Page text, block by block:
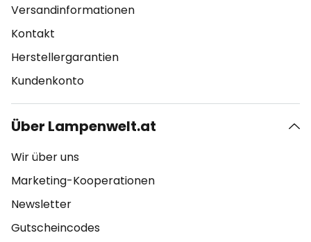
Versandinformationen
Kontakt
Herstellergarantien
Kundenkonto
Über Lampenwelt.at
Wir über uns
Marketing-Kooperationen
Newsletter
Gutscheincodes